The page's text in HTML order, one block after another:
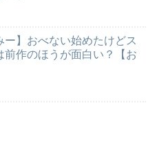
ー】おべない始めたけどス
前作のほうが面白い？【お